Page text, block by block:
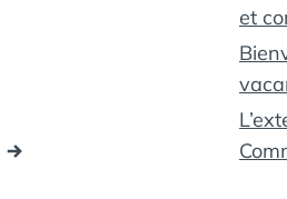
et